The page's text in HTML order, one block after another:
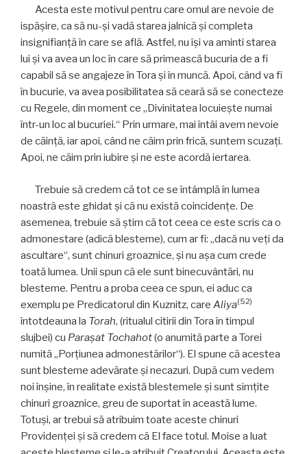
Acesta este motivul pentru care omul are nevoie de
ispăşire, ca să nu-şi vadă starea jalnică şi completa
insignifianţă în care se află. Astfel, nu îşi va aminti starea
lui şi va avea un loc în care să primească bucuria de a fi
capabil să se angajeze în Tora şi în muncă. Apoi, când va fi
în bucurie, va avea posibilitatea să ceară să se conecteze
cu Regele, din moment ce „Divinitatea locuieşte numai
într-un loc al bucuriei.“ Prin urmare, mai întâi avem nevoie
de căinţă, iar apoi, când ne căim prin frică, suntem scuzaţi.
Apoi, ne căim prin iubire şi ne este acordă iertarea.
Trebuie să credem că tot ce se întâmplă în lumea
noastră este ghidat şi că nu există coincidenţe. De
asemenea, trebuie să ştim că tot ceea ce este scris ca o
admonestare (adică blesteme), cum ar fi: „dacă nu veţi da
ascultare“, sunt chinuri groaznice, şi nu aşa cum crede
toată lumea. Unii spun că ele sunt binecuvântări, nu
blesteme. Pentru a proba ceea ce spun, ei aduc ca
exemplu pe Predicatorul din Kuznitz, care Aliya(52)
întotdeauna la Torah, (ritualul citirii din Tora în timpul
slujbei) cu Paraşat Tochahot(o anumită parte a Torei
numită „Porţiunea admonestărilor“). El spune că acestea
sunt blesteme adevărate şi necazuri. După cum vedem
noi înşine, în realitate există blestemele şi sunt simţite
chinuri groaznice, greu de suportat în această lume.
Totuşi, ar trebui să atribuim toate aceste chinuri
Providenţei şi să credem că El face totul. Moise a luat